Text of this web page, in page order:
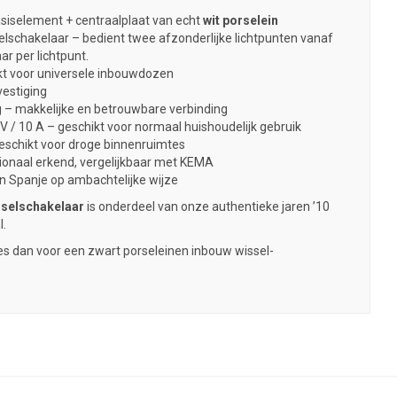
+ centraalplaat van echtwit porselein
– bedient twee afzonderlijke lichtpunten vanaf
per lichtpunt.
voor universele inbouwdozen
makkelijke en betrouwbare verbinding
/ 10 A – geschikt voor normaal huishoudelijk gebruik
voor droge binnenruimtes
erkend, vergelijkbaar met KEMA
Spanje op ambachtelijke wijze
is onderdeel van onze authentieke jaren ’10
dan voor een zwart porseleinen inbouw wissel-